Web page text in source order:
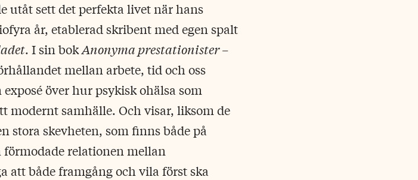
utåt sett det perfekta livet när hans
år, etablerad skribent med egen spalt
. I sin bokAnonyma prestationister –
mellan arbete, tid och oss
över hur psykisk ohälsa som
modernt samhälle. Och visar, liksom de
stora skevheten, som finns både på
relationen mellan
att både framgång och vila först ska